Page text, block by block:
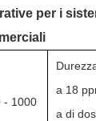
per i
- 1000
a 18
a di